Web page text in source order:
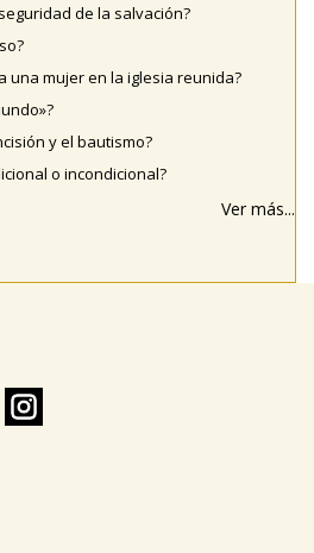
de la salvación?
una mujer en la iglesia reunida?
y el bautismo?
o incondicional?
Ver más...